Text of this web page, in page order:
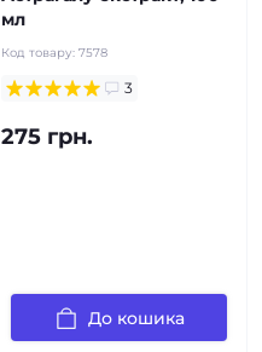
мл
Код товару: 7578
3
275 грн.
До кошика